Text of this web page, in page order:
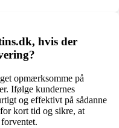
hvis der
opmærksomme på
Ifølge kundernes
og effektivt på sådanne
kort tid og sikre, at